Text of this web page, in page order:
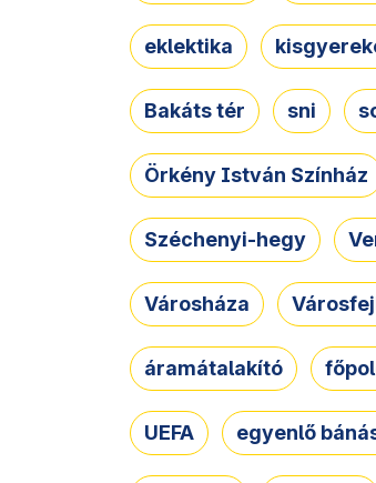
eklektika
Bakáts tér sni
Örkény István Színház
Széchenyi-hegy
Városháza
áramátalakító
UEFA egyenlő